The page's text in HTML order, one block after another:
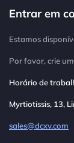
Entrar em
Estamos
Por favor, crie
Horário de
Myrtiotissis, 13,
sales@dcxv.com